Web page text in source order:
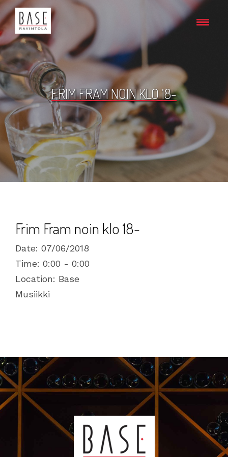
FRIM FRAM NOIN KLO 18-
Frim Fram noin klo 18-
Date: 07/06/2018
Time: 0:00 - 0:00
Location: Base
Musiikki